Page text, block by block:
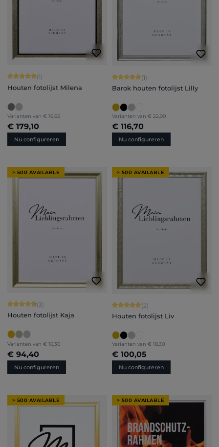
Gemiddelde waardering van 5 van 5 sterren
(1)
Houten fotolijst Milena
Varianten van € 16,65
€ 179,10
Nu configureren
Gemiddelde waardering van 5 van 5
(1)
Barok houten fotolijst Lilly
Varianten van € 22,90
€ 116,70
Nu configureren
> 500 AVAILABLE
Gemiddelde waardering van 4.67 van 5 sterren
(3)
Houten fotolijst Kaja
Varianten van € 16,30
€ 94,40
Nu configureren
> 500 AVAILABLE
Gemiddelde waardering van 5 van 5
(2)
Houten fotolijst Liv
Varianten van € 18,30
€ 100,05
Nu configureren
> 500 AVAILABLE > 500 AVAILABLE